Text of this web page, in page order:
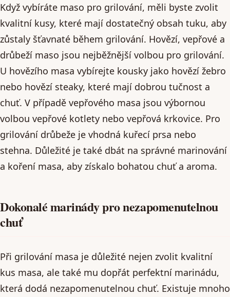
Když vybíráte maso pro grilování, měli byste zvolit
kvalitní kusy, které mají dostatečný obsah tuku, aby
zůstaly šťavnaté během grilování. Hovězí, vepřové a
drůbeží maso jsou nejběžnější volbou pro grilování.
U hovězího masa vybírejte kousky jako hovězí žebro
nebo hovězí steaky, které mají dobrou tučnost a
chuť. V případě vepřového masa jsou výbornou
volbou vepřové kotlety nebo vepřová krkovice. Pro
grilování drůbeže je vhodná kuřecí prsa nebo
stehna. Důležité je také dbát na správné marinování
a koření masa, aby získalo bohatou chuť a aroma.
Dokonalé marinády pro nezapomenutelnou
chuť
Při grilování masa je důležité nejen zvolit kvalitní
kus masa, ale také mu dopřát perfektní marinádu,
která dodá nezapomenutelnou chuť. Existuje mnoho